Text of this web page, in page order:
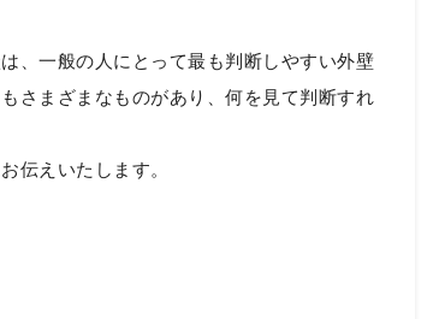
、一般の人にとって最も判断しやすい外壁
さまざまなものがあり、何を見て判断すれ
伝えいたします。